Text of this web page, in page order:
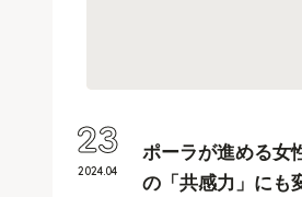
ポーラが進める女
の「共感力」にも
2024.04
23